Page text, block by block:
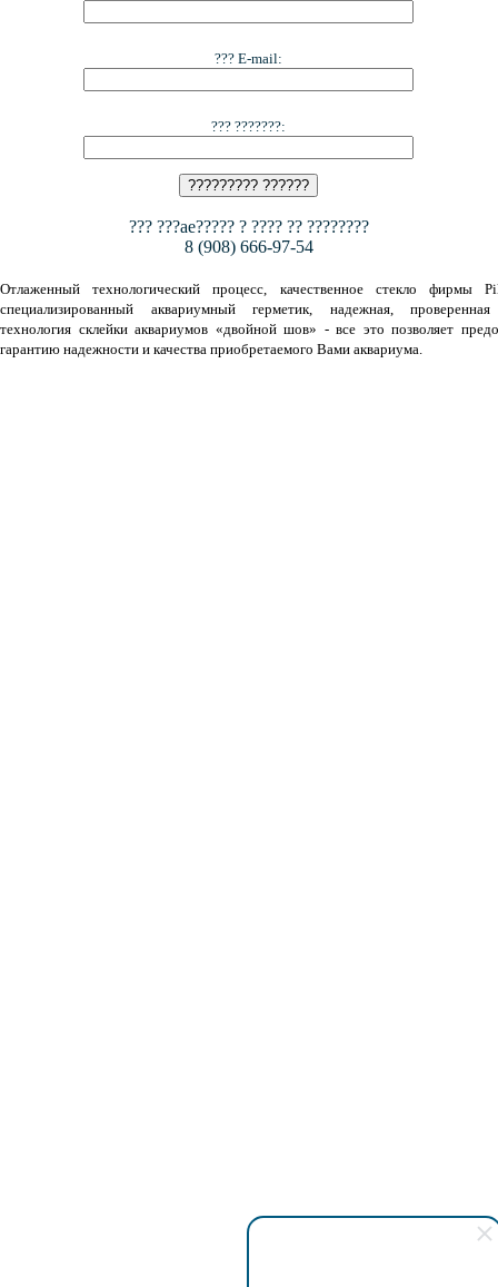
??? E-mail:
??? ???????:
??? ???ae????? ? ???? ?? ????????
8 (908) 666-97-54
Отлаженный технологический процесс, качественное стекло фирмы
специализированный аквариумный герметик, надежная,
технология склейки аквариумов «двойной шов» - все это позволяет
гарантию надежности и качества приобретаемого Вами аквариума.